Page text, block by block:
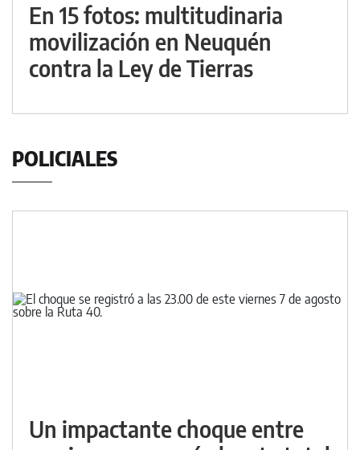
En 15 fotos: multitudinaria
movilización en Neuquén
contra la Ley de Tierras
POLICIALES
Un impactante choque entre